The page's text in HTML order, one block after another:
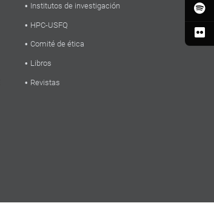
Institutos de investigación
HPC-USFQ
Comité de ética
Libros
Revistas